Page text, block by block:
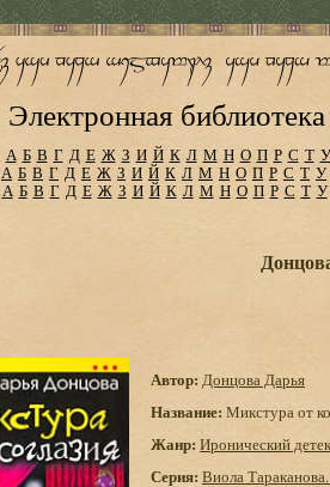
Электронная
А Б В Г Д Е Ж З И Й К Л М Н О П Р С Т У
А Б В Г Д Е Ж З И Й К Л М Н О П Р С Т У
А Б В Г Д Е Ж З И Й К Л М Н О П Р С Т У
Автор: Донцова Дарья
Название: Микстура от
Жанр: Иронический
Серия: Виола